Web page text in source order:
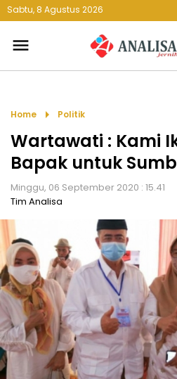
Sabtu, 8 Agustus 2026
menu
Home arrow_right Politik
Wartawati : Kami
Bapak untuk
Minggu, 06 September 2020 : 15.41
Tim Analisa